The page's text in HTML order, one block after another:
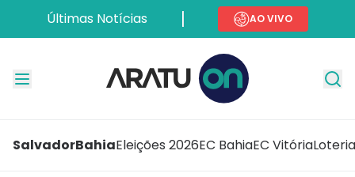
Últimas Notícias AO VIVO
SalvadorBahiaEleições 2026EC BahiaEC Vitória